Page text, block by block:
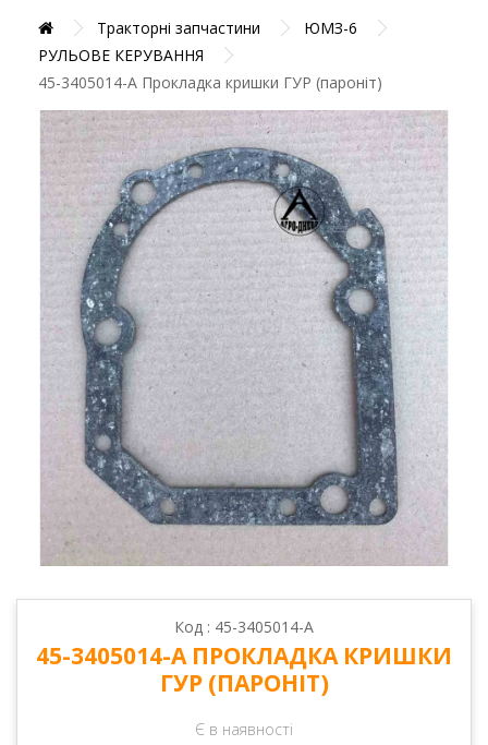
Тракторні запчастини
ЮМЗ-6
РУЛЬОВЕ КЕРУВАННЯ
45-3405014-А Прокладка кришки ГУР (пароніт)
Код : 45-3405014-А
45-3405014-А ПРОКЛАДКА КРИШКИ
ГУР (ПАРОНІТ)
Є в наявності